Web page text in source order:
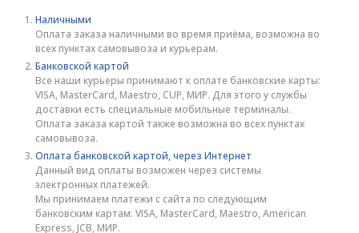
Наличными
Оплата заказа наличными во время приёма, возможна во
всех пунктах самовывоза и курьерам.
Банковской картой
Все наши курьеры принимают к оплате банковские карты:
VISA, MasterCard, Maestro, CUP, МИР. Для этого у службы
доставки есть специальные мобильные терминалы.
Оплата заказа картой также возможна во всех пунктах
самовывоза.
Оплата банковской картой, через Интернет
Данный вид оплаты возможен через системы
электронных платежей.
Мы принимаем платежи с сайта по следующим
банковским картам: VISA, MasterCard, Maestro, American
Express, JCB, МИР.